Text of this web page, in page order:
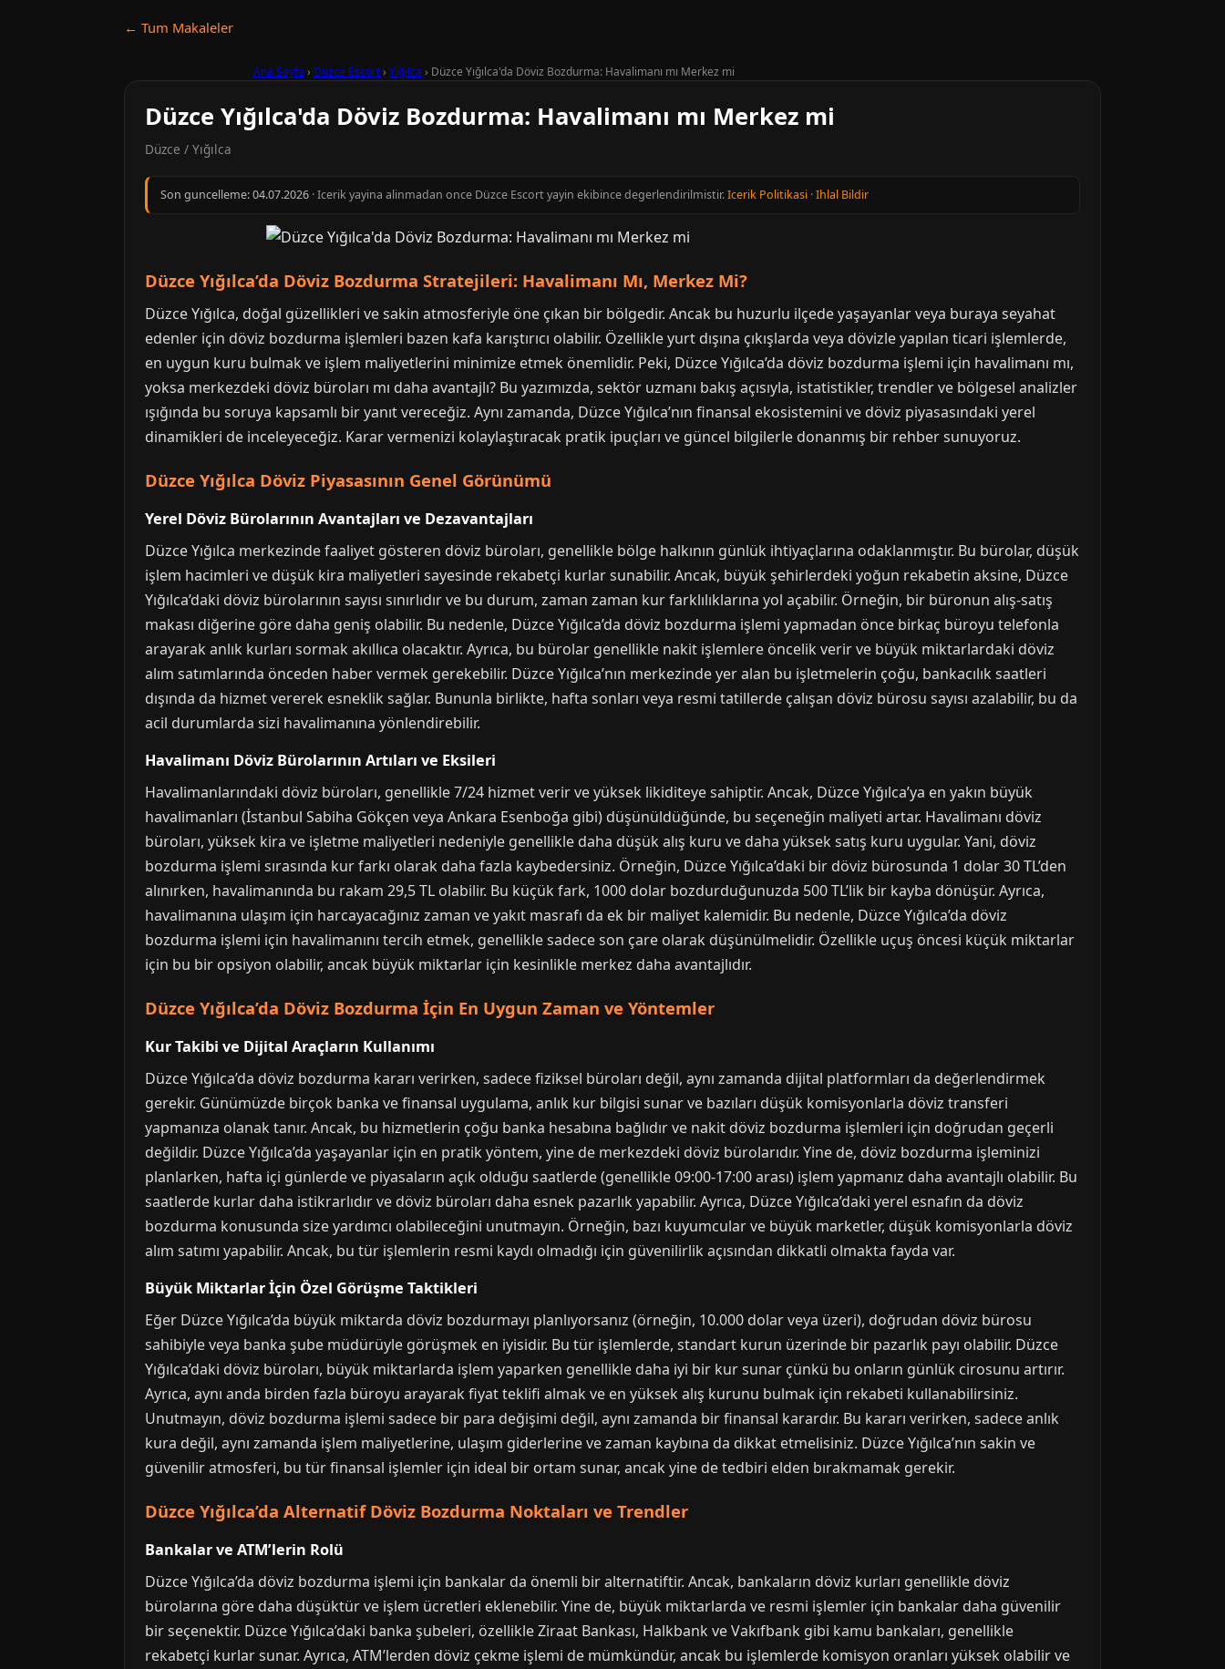
← Tum Makaleler
Ana Sayfa › Düzce Escort› Yığılca › Düzce Yığılca'da Döviz Bozdurma: Havalimanı mı Merkez mi
Düzce Yığılca'da Döviz Bozdurma: Havalimanı mı Merkez mi
Düzce / Yığılca
Son guncelleme:04.07.2026 · Icerik yayina alinmadan once Düzce Escort yayin ekibince degerlendirilmistir.Icerik Politikasi ·Ihlal Bildir
Düzce Yığılca’da Döviz Bozdurma Stratejileri: Havalimanı Mı, Merkez Mi?
Düzce Yığılca, doğal güzellikleri ve sakin atmosferiyle öne çıkan bir bölgedir. Ancak bu huzurlu ilçede yaşayanlar veya buraya seyahat
edenler için döviz bozdurma işlemleri bazen kafa karıştırıcı olabilir. Özellikle yurt dışına çıkışlarda veya dövizle yapılan ticari işlemlerde,
en uygun kuru bulmak ve işlem maliyetlerini minimize etmek önemlidir. Peki, Düzce Yığılca’da döviz bozdurma işlemi için havalimanı mı,
yoksa merkezdeki döviz büroları mı daha avantajlı? Bu yazımızda, sektör uzmanı bakış açısıyla, istatistikler, trendler ve bölgesel analizler
ışığında bu soruya kapsamlı bir yanıt vereceğiz. Aynı zamanda, Düzce Yığılca’nın finansal ekosistemini ve döviz piyasasındaki yerel
dinamikleri de inceleyeceğiz. Karar vermenizi kolaylaştıracak pratik ipuçları ve güncel bilgilerle donanmış bir rehber sunuyoruz.
Düzce Yığılca Döviz Piyasasının Genel Görünümü
Yerel Döviz Bürolarının Avantajları ve Dezavantajları
Düzce Yığılca merkezinde faaliyet gösteren döviz büroları, genellikle bölge halkının günlük ihtiyaçlarına odaklanmıştır. Bu bürolar, düşük
işlem hacimleri ve düşük kira maliyetleri sayesinde rekabetçi kurlar sunabilir. Ancak, büyük şehirlerdeki yoğun rekabetin aksine, Düzce
Yığılca’daki döviz bürolarının sayısı sınırlıdır ve bu durum, zaman zaman kur farklılıklarına yol açabilir. Örneğin, bir büronun alış-satış
makası diğerine göre daha geniş olabilir. Bu nedenle, Düzce Yığılca’da döviz bozdurma işlemi yapmadan önce birkaç büroyu telefonla
arayarak anlık kurları sormak akıllıca olacaktır. Ayrıca, bu bürolar genellikle nakit işlemlere öncelik verir ve büyük miktarlardaki döviz
alım satımlarında önceden haber vermek gerekebilir. Düzce Yığılca’nın merkezinde yer alan bu işletmelerin çoğu, bankacılık saatleri
dışında da hizmet vererek esneklik sağlar. Bununla birlikte, hafta sonları veya resmi tatillerde çalışan döviz bürosu sayısı azalabilir, bu da
acil durumlarda sizi havalimanına yönlendirebilir.
Havalimanı Döviz Bürolarının Artıları ve Eksileri
Havalimanlarındaki döviz büroları, genellikle 7/24 hizmet verir ve yüksek likiditeye sahiptir. Ancak, Düzce Yığılca’ya en yakın büyük
havalimanları (İstanbul Sabiha Gökçen veya Ankara Esenboğa gibi) düşünüldüğünde, bu seçeneğin maliyeti artar. Havalimanı döviz
büroları, yüksek kira ve işletme maliyetleri nedeniyle genellikle daha düşük alış kuru ve daha yüksek satış kuru uygular. Yani, döviz
bozdurma işlemi sırasında kur farkı olarak daha fazla kaybedersiniz. Örneğin, Düzce Yığılca’daki bir döviz bürosunda 1 dolar 30 TL’den
alınırken, havalimanında bu rakam 29,5 TL olabilir. Bu küçük fark, 1000 dolar bozdurduğunuzda 500 TL’lik bir kayba dönüşür. Ayrıca,
havalimanına ulaşım için harcayacağınız zaman ve yakıt masrafı da ek bir maliyet kalemidir. Bu nedenle, Düzce Yığılca’da döviz
bozdurma işlemi için havalimanını tercih etmek, genellikle sadece son çare olarak düşünülmelidir. Özellikle uçuş öncesi küçük miktarlar
için bu bir opsiyon olabilir, ancak büyük miktarlar için kesinlikle merkez daha avantajlıdır.
Düzce Yığılca’da Döviz Bozdurma İçin En Uygun Zaman ve Yöntemler
Kur Takibi ve Dijital Araçların Kullanımı
Düzce Yığılca’da döviz bozdurma kararı verirken, sadece fiziksel büroları değil, aynı zamanda dijital platformları da değerlendirmek
gerekir. Günümüzde birçok banka ve finansal uygulama, anlık kur bilgisi sunar ve bazıları düşük komisyonlarla döviz transferi
yapmanıza olanak tanır. Ancak, bu hizmetlerin çoğu banka hesabına bağlıdır ve nakit döviz bozdurma işlemleri için doğrudan geçerli
değildir. Düzce Yığılca’da yaşayanlar için en pratik yöntem, yine de merkezdeki döviz bürolarıdır. Yine de, döviz bozdurma işleminizi
planlarken, hafta içi günlerde ve piyasaların açık olduğu saatlerde (genellikle 09:00-17:00 arası) işlem yapmanız daha avantajlı olabilir. Bu
saatlerde kurlar daha istikrarlıdır ve döviz büroları daha esnek pazarlık yapabilir. Ayrıca, Düzce Yığılca’daki yerel esnafın da döviz
bozdurma konusunda size yardımcı olabileceğini unutmayın. Örneğin, bazı kuyumcular ve büyük marketler, düşük komisyonlarla döviz
alım satımı yapabilir. Ancak, bu tür işlemlerin resmi kaydı olmadığı için güvenilirlik açısından dikkatli olmakta fayda var.
Büyük Miktarlar İçin Özel Görüşme Taktikleri
Eğer Düzce Yığılca’da büyük miktarda döviz bozdurmayı planlıyorsanız (örneğin, 10.000 dolar veya üzeri), doğrudan döviz bürosu
sahibiyle veya banka şube müdürüyle görüşmek en iyisidir. Bu tür işlemlerde, standart kurun üzerinde bir pazarlık payı olabilir. Düzce
Yığılca’daki döviz büroları, büyük miktarlarda işlem yaparken genellikle daha iyi bir kur sunar çünkü bu onların günlük cirosunu artırır.
Ayrıca, aynı anda birden fazla büroyu arayarak fiyat teklifi almak ve en yüksek alış kurunu bulmak için rekabeti kullanabilirsiniz.
Unutmayın, döviz bozdurma işlemi sadece bir para değişimi değil, aynı zamanda bir finansal karardır. Bu kararı verirken, sadece anlık
kura değil, aynı zamanda işlem maliyetlerine, ulaşım giderlerine ve zaman kaybına da dikkat etmelisiniz. Düzce Yığılca’nın sakin ve
güvenilir atmosferi, bu tür finansal işlemler için ideal bir ortam sunar, ancak yine de tedbiri elden bırakmamak gerekir.
Düzce Yığılca’da Alternatif Döviz Bozdurma Noktaları ve Trendler
Bankalar ve ATM’lerin Rolü
Düzce Yığılca’da döviz bozdurma işlemi için bankalar da önemli bir alternatiftir. Ancak, bankaların döviz kurları genellikle döviz
bürolarına göre daha düşüktür ve işlem ücretleri eklenebilir. Yine de, büyük miktarlarda ve resmi işlemler için bankalar daha güvenilir
bir seçenektir. Düzce Yığılca’daki banka şubeleri, özellikle Ziraat Bankası, Halkbank ve Vakıfbank gibi kamu bankaları, genellikle
rekabetçi kurlar sunar. Ayrıca, ATM’lerden döviz çekme işlemi de mümkündür, ancak bu işlemlerde komisyon oranları yüksek olabilir ve